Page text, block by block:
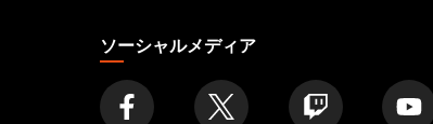
ソーシャルメディア